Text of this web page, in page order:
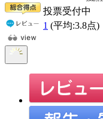
投票受付中
1 (平均:3.8点)